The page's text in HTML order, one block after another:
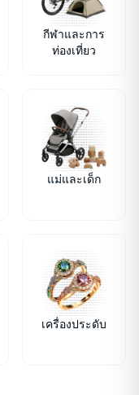
กีฬาและการ
ท่องเที่ยว
แม่และเด็ก
เครื่องประดับ